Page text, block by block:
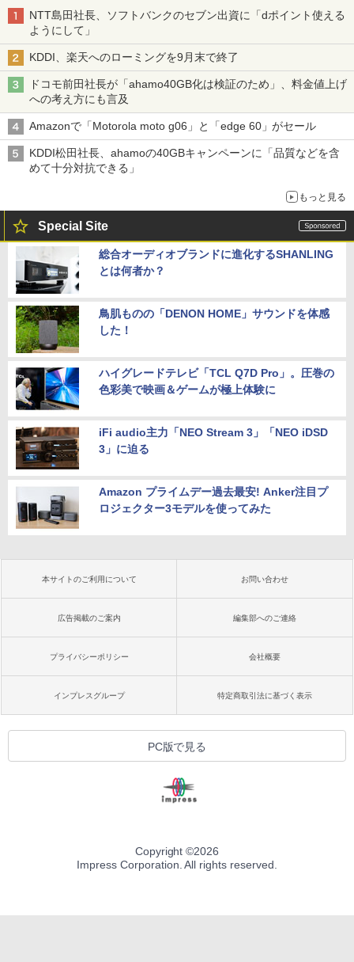
NTT島田社長、ソフトバンクのセブン出資に「dポイント使える
ようにして」
KDDI、楽天へのローミングを9月末で終了
ドコモ前田社長が「ahamo40GB化は検証のため」、料金値上げ
への考え方にも言及
Amazonで「Motorola moto g06」と「edge 60」がセール
KDDI松田社長、ahamoの40GBキャンペーンに「品質などを含
めて十分対抗できる」
もっと見る
Special Site
総合オーディオブランドに進化するSHANLING
とは何者か？
鳥肌ものの「DENON HOME」サウンドを体感
した！
ハイグレードテレビ「TCL Q7D Pro」。圧巻の
色彩美で映画＆ゲームが極上体験に
iFi audio主力「NEO Stream 3」「NEO iDSD
3」に迫る
Amazon プライムデー過去最安! Anker注目プ
ロジェクター3モデルを使ってみた
本サイトのご利用について お問い合わせ
広告掲載のご案内 編集部へのご連絡
プライバシーポリシー 会社概要
インプレスグループ 特定商取引法に基づく表示
PC版で見る
Copyright ©2026
Impress Corporation. All rights reserved.